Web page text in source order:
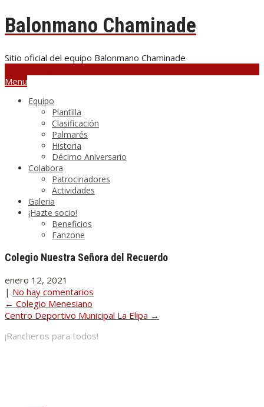
Balonmano Chaminade
Sitio oficial del equipo Balonmano Chaminade
Menu
Equipo
Plantilla
Clasificación
Palmarés
Historia
Décimo Aniversario
Colabora
Patrocinadores
Actividades
Galeria
¡Hazte socio!
Beneficios
Fanzone
Colegio Nuestra Señora del Recuerdo
enero 12, 2021
| No hay comentarios
Post
navigation
← Colegio Menesiano
Centro Deportivo Municipal La Elipa →
¡Rancheros para todos!